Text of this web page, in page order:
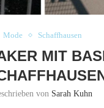
Mode Schaffhausen
MIT
von Sarah Kuhn